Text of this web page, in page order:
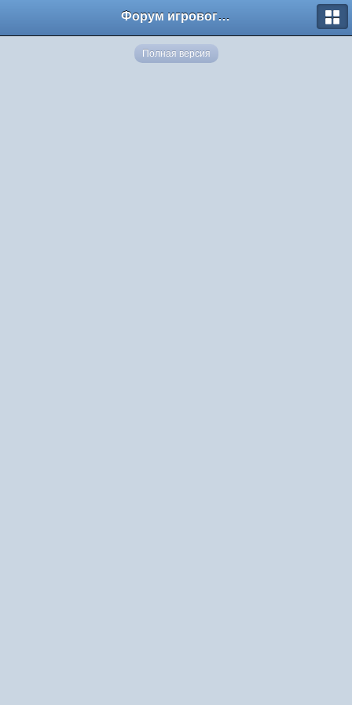
Форум игрового сервера Multi.wS
Полная версия